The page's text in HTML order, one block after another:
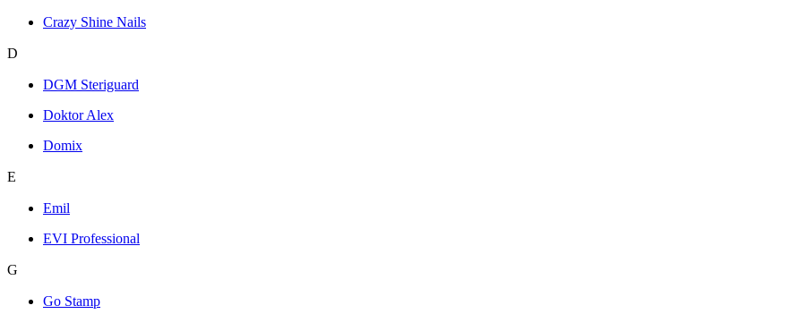
Crazy Shine Nails
D
DGM Steriguard
Doktor Alex
Domix
E
Emil
EVI Professional
G
Go Stamp